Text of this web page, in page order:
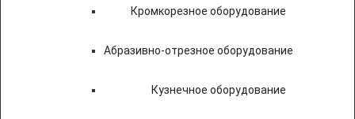
Кромкорезное оборудование
Абразивно-отрезное оборудование
Кузнечное оборудование